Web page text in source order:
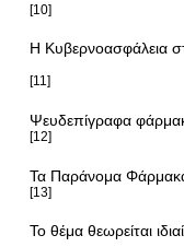
[10]
Η Κυβερνοασφάλεια
[11]
Ψευδεπίγραφα
[12]
Τα Παράνομα
[13]
Το θέμα θεωρείται